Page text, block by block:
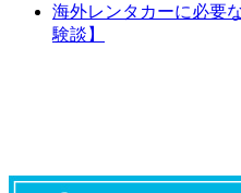
海外レンタカーに必要
験談】